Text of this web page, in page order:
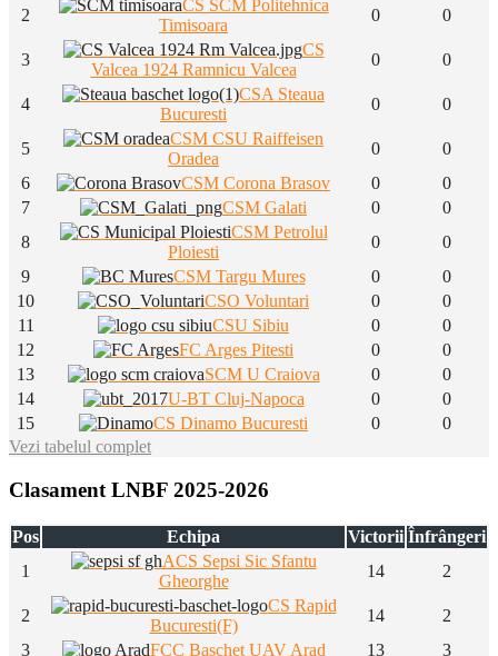
2
CS SCM Politehnica
Timisoara
0 0
3
CS
Valcea 1924 Ramnicu Valcea
0 0
4
CSA Steaua
Bucuresti
0 0
5
CSM CSU Raiffeisen
Oradea
0
0
6
CSM Corona Brasov 0
0
7
CSM Galati 0
0
8
CSM Petrolul
Ploiesti
0
0
9
CSM Targu Mures 0
0
10
CSO Voluntari 0
0
11
CSU Sibiu 0
0
12
FC Arges Pitesti 0
0
13
SCM U Craiova 0
0
14
U-BT Cluj-Napoca 0
0
15
CS Dinamo Bucuresti 0
0
Vezi tabelul complet
Clasament LNBF 2025-2026
Pos Echipa Victorii Înfrângeri
1
ACS Sepsi Sic Sfantu
Gheorghe
14 2
2
CS Rapid
Bucuresti(F)
14
2
3
FCC Baschet UAV Arad 13
3